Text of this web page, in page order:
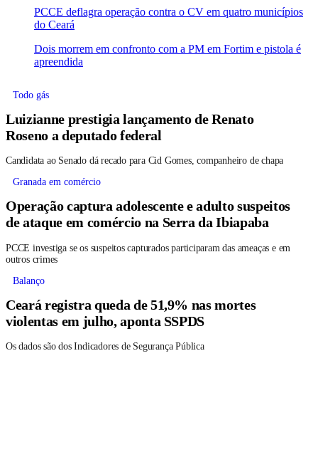
PCCE deflagra operação contra o CV em quatro municípios
do Ceará
Dois morrem em confronto com a PM em Fortim e pistola é
apreendida
Todo gás
Luizianne prestigia lançamento de Renato
Roseno a deputado federal
Candidata ao Senado dá recado para Cid Gomes, companheiro de chapa
Granada em comércio
Operação captura adolescente e adulto suspeitos
de ataque em comércio na Serra da Ibiapaba
PCCE investiga se os suspeitos capturados participaram das ameaças e em
outros crimes
Balanço
Ceará registra queda de 51,9% nas mortes
violentas em julho, aponta SSPDS
Os dados são dos Indicadores de Segurança Pública